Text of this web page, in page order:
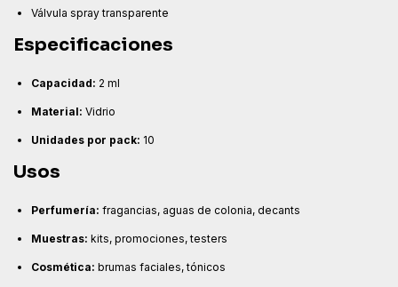
Válvula spray transparente
Especificaciones
Capacidad: 2 ml
Material: Vidrio
Unidades por pack: 10
Usos
Perfumería: fragancias, aguas de colonia, decants
Muestras: kits, promociones, testers
Cosmética: brumas faciales, tónicos